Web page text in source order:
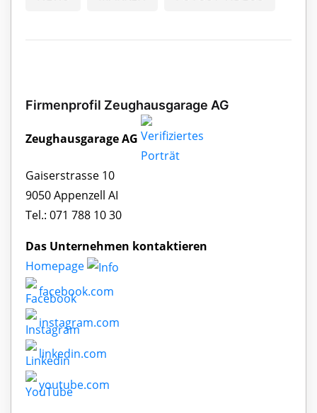
Firmenprofil Zeughausgarage AG
Zeughausgarage AG
Gaiserstrasse 10
9050 Appenzell AI
Tel.: 071 788 10 30
Das Unternehmen kontaktieren
Homepage
facebook.com
instagram.com
linkedin.com
youtube.com